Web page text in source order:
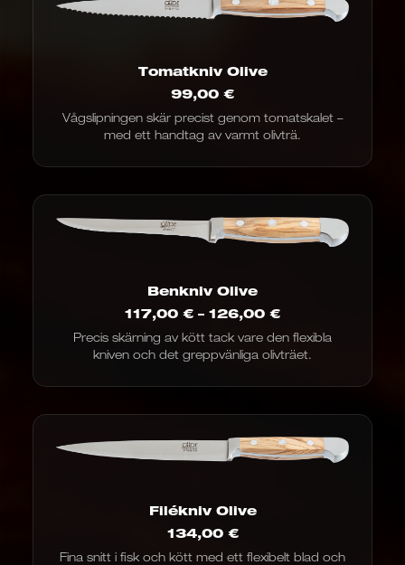
Tomatkniv Olive
99,00 €
Vågslipningen skär precist genom tomatskalet –
med ett handtag av varmt olivträ.
Benkniv Olive
117,00 € – 126,00 €Prisintervall:
€
till
€
Precis skärning av kött tack vare den flexibla
kniven och det greppvänliga olivträet.
Filékniv Olive
134,00 €
Fina snitt i fisk och kött med ett flexibelt blad och